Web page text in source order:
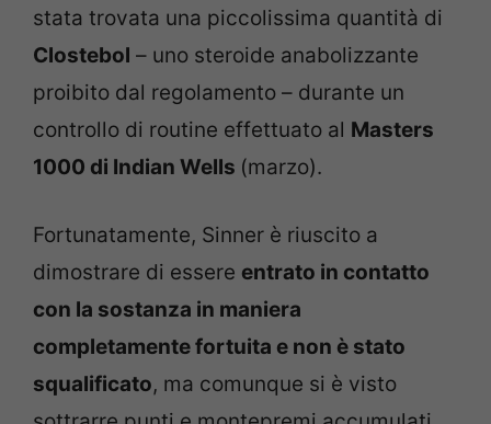
stata trovata una piccolissima quantità di
Clostebol – uno steroide anabolizzante
proibito dal regolamento – durante un
controllo di routine effettuato al Masters
1000 di Indian Wells (marzo).
Fortunatamente, Sinner è riuscito a
dimostrare di essere entrato in contatto
con la sostanza in maniera
completamente fortuita e non è stato
squalificato, ma comunque si è visto